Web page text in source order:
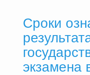
Сроки
экзамена